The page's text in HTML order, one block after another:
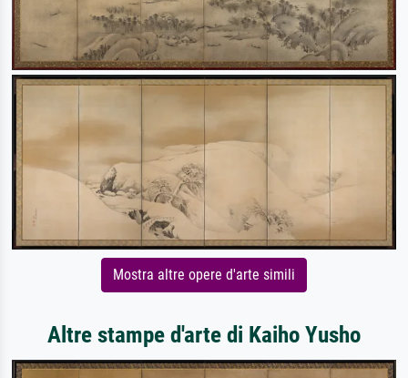
Mostra altre opere d'arte simili
Altre stampe d'arte di Kaiho Yusho